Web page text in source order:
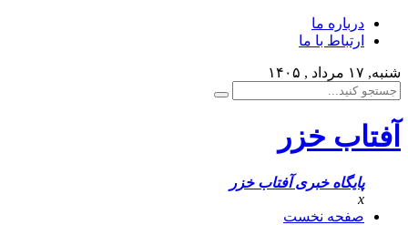
درباره ما
ارتباط با ما
شنبه, ۱۷ مرداد , ۱۴۰۵
آفتاب خزر
پایگاه خبری آفتاب خزر
x
صفحه نخست